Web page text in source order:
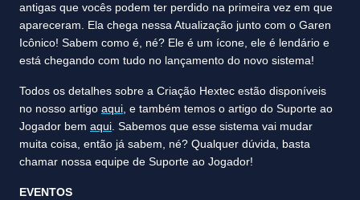
antigas que vocês podem ter perdido na primeira vez em que
apareceram. Ela chega nessa Atualização junto com o Garen
Icônico! Sabem como é, né? Ele é um ícone, ele é lendário e
está chegando com tudo no lançamento do novo sistema!
Todos os detalhes sobre a Criação Hextec estão disponíveis
no nosso artigo aqui , e também temos o artigo do Suporte ao
Jogador bem aqui . Sabemos que esse sistema vai mudar
muita coisa, então já sabem, né? Qualquer dúvida, basta
chamar nossa equipe de Suporte ao Jogador!
EVENTOS